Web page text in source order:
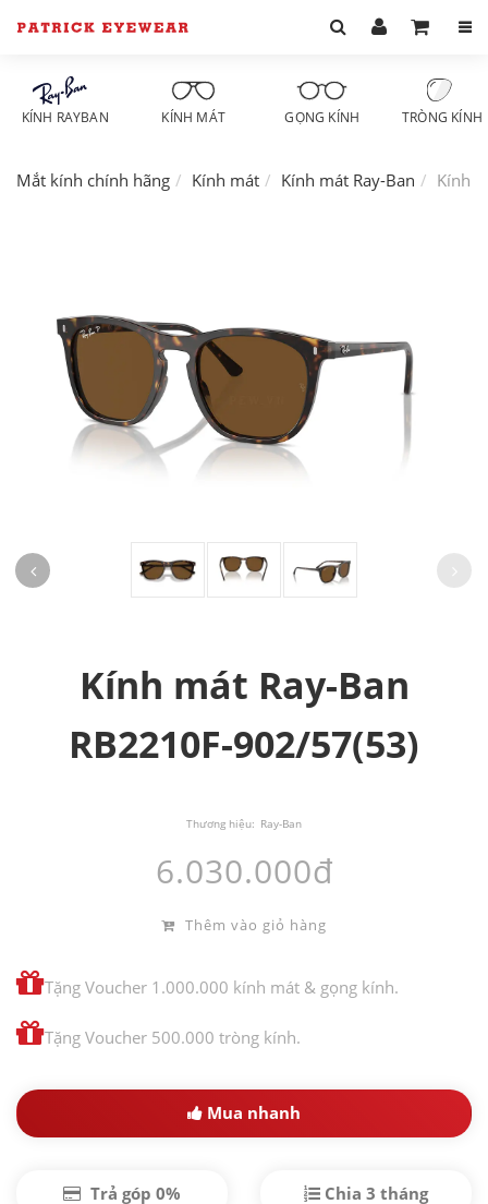
KÍNH RAYBAN KÍNH MÁT GỌNG KÍNH TRÒNG KÍNH
Mắt kính chính hãng Kính mát Kính mát Ray-Ban Kính
Kính mát Ray-Ban
RB2210F-902/57(53)
Thương hiệu: Ray-Ban
6.030.000đ
Thêm vào giỏ hàng
Tặng Voucher 1.000.000 kính mát & gọng kính.
Tặng Voucher 500.000 tròng kính.
Mua nhanh
Trả góp 0% Chia 3 tháng